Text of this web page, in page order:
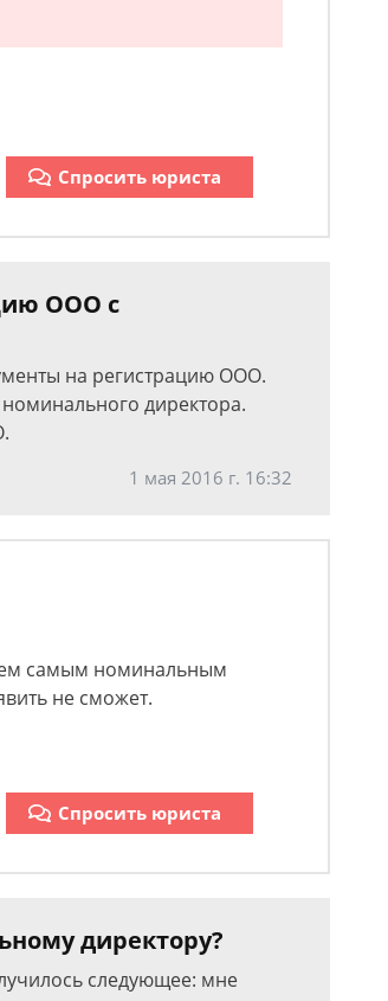
Спросить юриста
ООО с
на регистрацию ООО.
директора.
1 мая 2016 г. 16:32
самым номинальным
не сможет.
Спросить юриста
директору?
следующее: мне